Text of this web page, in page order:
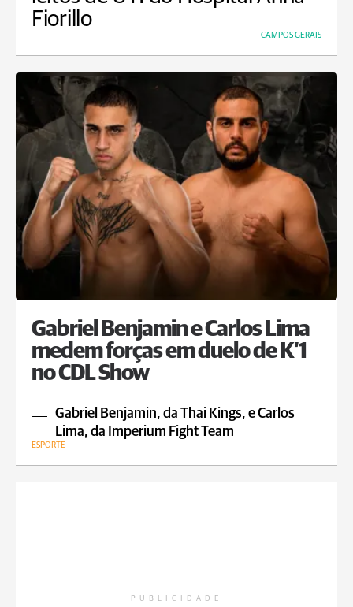
Fiorillo
CAMPOS GERAIS
Gabriel Benjamin e Carlos Lima
medem forças em duelo de K’1
no CDL Show
Gabriel Benjamin, da Thai Kings, e Carlos
Lima, da Imperium Fight Team
ESPORTE
PUBLICIDADE